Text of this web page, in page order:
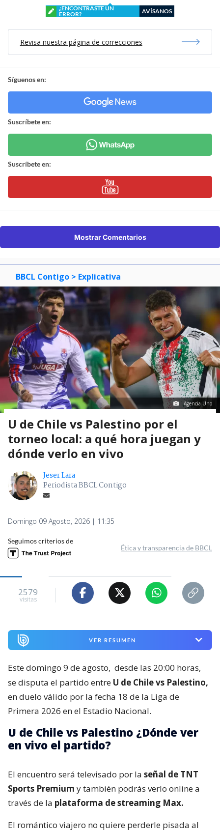
¿ENCONTRASTE UN
ERROR?
AVÍSANOS
Revisa nuestra página de correcciones
Síguenos en:
Suscríbete en:
Suscríbete en:
Mostrar Comentarios
BBCL Contigo > Explicativa
Agencia Uno
U de Chile vs Palestino por el
torneo local: a qué hora juegan y
dónde verlo en vivo
Jeser Lara
Periodista BBCL Contigo
Domingo 09 Agosto, 2026 | 11:35
Seguimos criterios de
Ética y transparencia de BBCL
2579
visitas
VER RESUMEN
Este domingo 9 de agosto, desde las 20:00 horas,
se disputa el partido entre U de Chile vs Palestino,
en duelo válido por la fecha 18 de la Liga de
Primera 2026 en el Estadio Nacional.
U de Chile vs Palestino ¿Dónde ver
en vivo el partido?
El encuentro será televisado por la señal de TNT
Sports Premium y también podrás verlo online a
través de la plataforma de streaming Max.
El romántico viajero no quiere perderle pisada al